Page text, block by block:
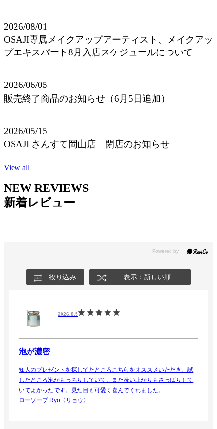
2026/08/01
OSAJI専属メイクアップアーティスト、メイクアッ
プエキスパート8月入店スケジュールについて
2026/06/05
販売終了商品のお知らせ（6月5日追加）
2026/05/15
OSAJI さんすて岡山店 閉店のお知らせ
View all
NEW REVIEWS
新着レビュー
絞り込み 表示：新しい順
2026.8.5
泡が濃密
知人のプレゼントを探してたところこちらをオススメいただき、試
したところ泡がもっちりしていて、また洗い上がりもさっぱりして
いてよかったです。見た目も可愛く喜んでくれました。
ローソープ Ryo〈リョウ〉